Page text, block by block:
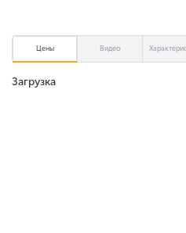
Цены Видео
Загрузка